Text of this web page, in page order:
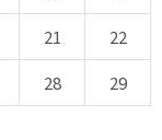
21
22
28
29